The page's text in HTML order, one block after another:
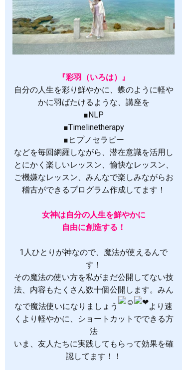
『彩羽（いろは）』
自分の人生を彩り鮮やかに、蝶のように軽や
かに羽ばたけるような、講座を
■NLP
■Timelinetherapy
■ヒプノセラピー
などを毎回網羅しながら、潜在意識を活用し
とにかく楽しいレッスン、愉快なレッスン、
ご機嫌なレッスン、みんなで楽しみながらお
稽古ができるプログラム作成してます！
女神は自分の人生を鮮やかに
自由に創造する！
1人ひとりが神なので、魔法が使えるんで
す！
その魔法の使い方を私がまだ公開してない技
法、内容もたくさん数十個公開します。みん
なで魔法使いになりましょう
より速
くより軽やかに、ショートカットでできる方
法
いま、友人たちに実践してもらって効果を確
認してます！！